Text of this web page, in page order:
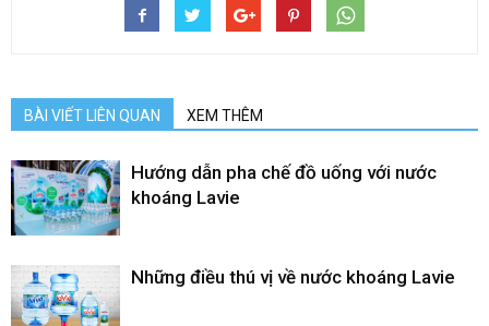
BÀI VIẾT LIÊN QUAN XEM THÊM
Hướng dẫn pha chế đồ uống với nước
khoáng Lavie
Những điều thú vị về nước khoáng Lavie